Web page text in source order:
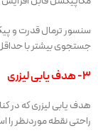
سنسور ترمال قدرت و
جستجوی بیشتر با
۳- هدف یابی لیزری
هدف یابی لیزری که در
راحتی نقطه موردنظر